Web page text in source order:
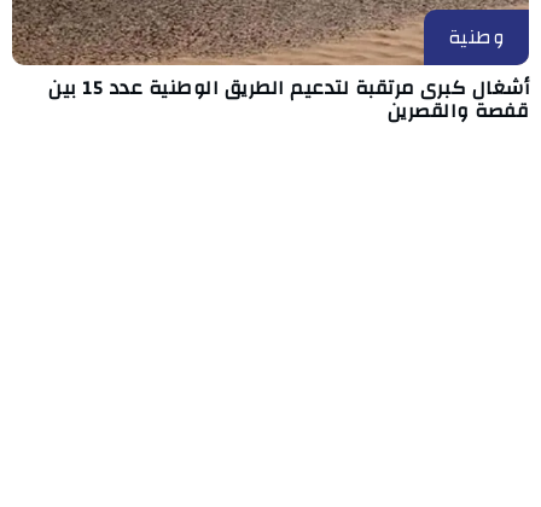
وطنية
أشغال كبرى مرتقبة لتدعيم الطريق الوطنية عدد 15 بين
قفصة والقصرين